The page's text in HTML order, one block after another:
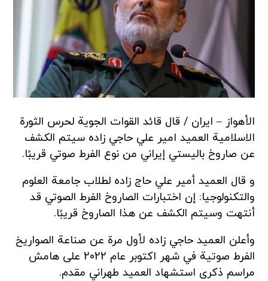
الأهواز – ایران / قال قائد القوات الجوية لحرس الثورة
الاسلامية العميد امير علي حاجي زاده سيتم الكشف
عن صاروخ باليستي إيراني من نوع الفرط صوتي قريبًا.
و قال العميد أمير علي حاج زاده لطلاب جامعة العلوم
والتكنولوجيا: إن اختبارات الصاروخ الفرط الصوتي قد
أنتهت وسيتم الكشف عن هذا الصاروخ قريبًا.
وأعلن العميد حاجي زاده لأول مرة عن صناعة الصواريخ
الفرط صوتية في شهر اكتوبر عام 2022 على هامش
مراسم ذكرى استشهاد العميد طهراني مقدم.